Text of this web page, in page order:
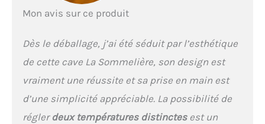
Contrôle digital précis :
tactile avec affichage
blanc pour régler la
température facilement.
Éclairage LED intégré :
Mettez vos bouteilles en
valeur et accédez
facilement à leur contenu
Mon avis sur ce produit
Dès le déballage, j’ai été séduit par l’esthétique
de cette cave La Sommelière, son design est
vraiment une réussite et sa prise en main est
d’une simplicité appréciable. La possibilité de
régler deux températures distinctesest un